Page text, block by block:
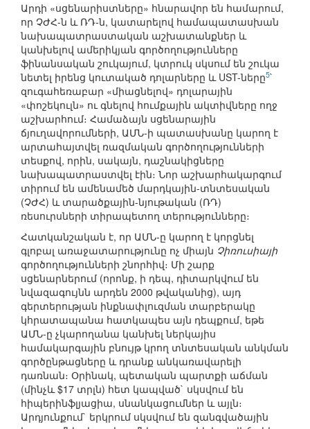
Արդի «սցենարիստները» հնարավոր են համարում,
որ ՉԺՀ-ն և ՌԴ-ն, կատարելով համապատասխան
նախապատրաստական աշխատանքներ և
կանխելով ամերիկյան գործողությունները
ֆինանսական շուկայում, կտրուկ սկսում են շուկա
նետել իրենց կուտակած դոլարները և UST-ները5`
զուգահեռաբար «միացնելով» դոլարային
«փոշեկուլն» ու գնելով հումքային ակտիվները ողջ
աշխարհում։ Համաձայն սցենարային
ճյուղավորումների, ԱՄՆ-ի պատասխանը կարող է
արտահայտվել ռազմական գործողությունների
տեսքով, որին, սակայն, դաշնակիցները
նախապատրաստվել էին։ Նոր աշխարհակարգում
տիրում են ամենամեծ մարդկային-տնտեսական
(ՉԺՀ) և տարածքային-նյութական (ՌԴ)
ռեսուրսների տիրապետող տերությունները։
Հատկանշական է, որ ԱՄՆ-ը կարող է կորցնել
գլոբալ առաջատարությունը ոչ միայն Չիռուսիայի
գործողությունների շնորհիվ։ Մի շարք
սցենարներում (որոնք, ի դեպ, դիտարկվում են
նվազագույնն արդեն 2000 թվականից), այդ
գերտերության ինքնափլուզման տարբերակը
կհրատապանա հատկապես այն դեպքում, եթե
ԱՄՆ-ը չկարողանա կանխել ներկայիս
համակարգային բնույթ կրող տնտեսական անկման
գործընթացները և դրանք անկառավարելի
դառնան։ Օրինակ, պետական պարտքի աճման
(մինչև $17 տրլն) հետ կապված` սկսվում են
հիպերինֆլյացիա, սնանկացումներ և այլն։
Արդյունքում` երկրում սկսվում են զանգվածային